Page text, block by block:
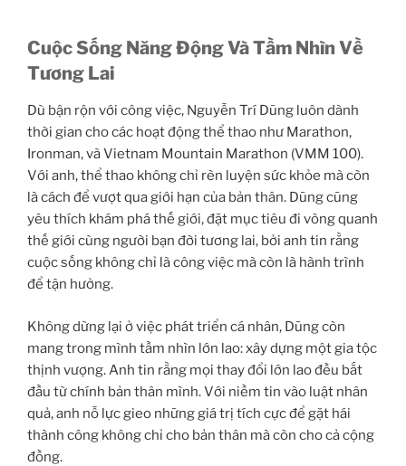
Cuộc Sống Năng Động Và Tầm Nhìn Về
Tương Lai
Dù bận rộn với công việc, Nguyễn Trí Dũng luôn dành
thời gian cho các hoạt động thể thao như Marathon,
Ironman, và Vietnam Mountain Marathon (VMM 100).
Với anh, thể thao không chỉ rèn luyện sức khỏe mà còn
là cách để vượt qua giới hạn của bản thân. Dũng cũng
yêu thích khám phá thế giới, đặt mục tiêu đi vòng quanh
thế giới cùng người bạn đời tương lai, bởi anh tin rằng
cuộc sống không chỉ là công việc mà còn là hành trình
để tận hưởng.
Không dừng lại ở việc phát triển cá nhân, Dũng còn
mang trong mình tầm nhìn lớn lao: xây dựng một gia tộc
thịnh vượng. Anh tin rằng mọi thay đổi lớn lao đều bắt
đầu từ chính bản thân mình. Với niềm tin vào luật nhân
quả, anh nỗ lực gieo những giá trị tích cực để gặt hái
thành công không chỉ cho bản thân mà còn cho cả cộng
đồng.